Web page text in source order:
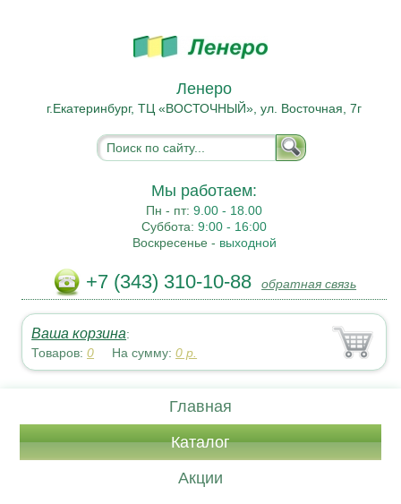
Ленеро
г.Екатеринбург, ТЦ «ВОСТОЧНЫЙ», ул. Восточная, 7г
Мы работаем:
Пн - пт:9.00 - 18.00
Суббота:9:00 - 16:00
Воскресенье - выходной
+7 (343) 310-10-88 обратная связь
Ваша корзина:
Товаров:0 На сумму:0 р.
Главная
Каталог
Акции